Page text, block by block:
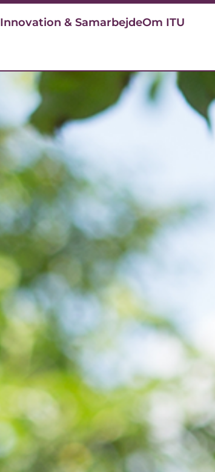
Innovation & SamarbejdeOm ITU